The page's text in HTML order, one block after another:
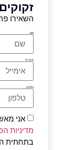
השאירו
שם
אימייל
טלפון
אני
מדיניות
בתחתית